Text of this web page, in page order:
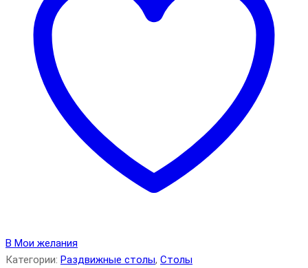
В Мои желания
Категории: Раздвижные столы, Столы